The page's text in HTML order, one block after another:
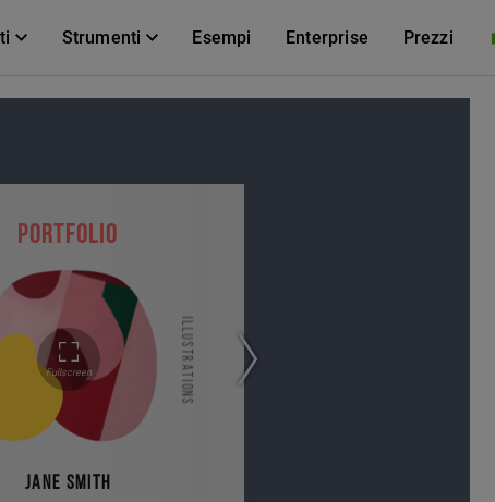
Strumenti Esempi Enterprise Prezzi